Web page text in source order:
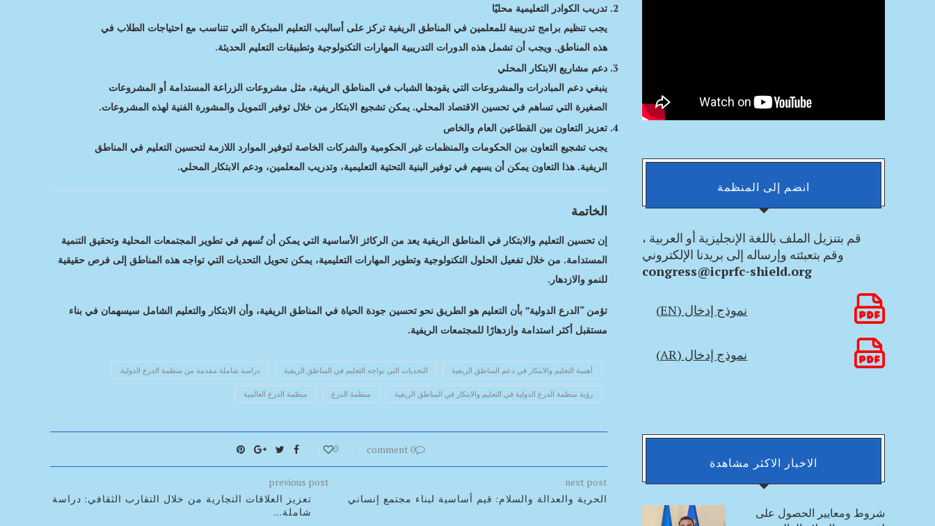
تدريب الكوادر التعليمية محليًا
يجب تنظيم برامج تدريبية للمعلمين في المناطق الريفية تركز على أساليب التعليم المبتكرة التي تتناسب مع احتياجات الطلاب في
هذه المناطق. ويجب أن تشمل هذه الدورات التدريبية المهارات التكنولوجية وتطبيقات التعليم الحديثة.
دعم مشاريع الابتكار المحلي
ينبغي دعم المبادرات والمشروعات التي يقودها الشباب في المناطق الريفية، مثل مشروعات الزراعة المستدامة أو المشروعات
الصغيرة التي تساهم في تحسين الاقتصاد المحلي. يمكن تشجيع الابتكار من خلال توفير التمويل والمشورة الفنية لهذه المشروعات.
تعزيز التعاون بين القطاعين العام والخاص
يجب تشجيع التعاون بين الحكومات والمنظمات غير الحكومية والشركات الخاصة لتوفير الموارد اللازمة لتحسين التعليم في المناطق
الريفية. هذا التعاون يمكن أن يسهم في توفير البنية التحتية التعليمية، وتدريب المعلمين، ودعم الابتكار المحلي.
الخاتمة
إن تحسين التعليم والابتكار في المناطق الريفية يعد من الركائز الأساسية التي يمكن أن تُسهم في تطوير المجتمعات المحلية وتحقيق التنمية
المستدامة. من خلال تفعيل الحلول التكنولوجية وتطوير المهارات التعليمية، يمكن تحويل التحديات التي تواجه هذه المناطق إلى فرص حقيقية
للنمو والازدهار.
تؤمن “الدرع الدولية” بأن التعليم هو الطريق نحو تحسين جودة الحياة في المناطق الريفية، وأن الابتكار والتعليم الشامل سيسهمان في بناء
مستقبل أكثر استدامة وازدهارًا للمجتمعات الريفية.
أهمية التعليم والابتكار في دعم المناطق الريفية التحديات التي تواجه التعليم في المناطق الريفية دراسة شاملة مقدمة من منظمة الدرع الدولية
رؤية منظمة الدرع الدولية في التعليم والابتكار في المناطق الريفية منظمة الدرع منظمة الدرع العالمية
0 comment
0
previous post
تعزيز العلاقات التجارية من خلال التقارب الثقافي: دراسة
شاملة...
next post
الحرية والعدالة والسلام: قيم أساسية لبناء مجتمع إنساني
انضم إلى المنظمة
قم بتنزيل الملف باللغة الإنجليزية أو العربية ،
وقم بتعبئته وإرساله إلى بريدنا الإلكتروني
congress@icprfc-shield.org
نموذج إدخال (EN)
نموذج إدخال (AR)
الاخبار الاكثر مشاهدة
شروط ومعايير الحصول على